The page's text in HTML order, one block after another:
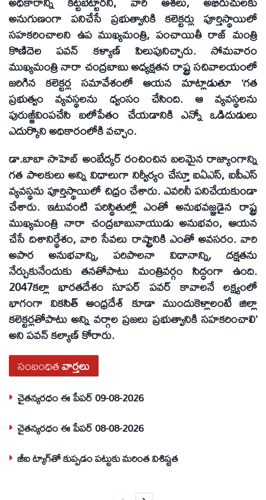
అనుగుణంగా పనిచేసే ప్రభుత్వానికి కలెక్టర్లు పూర్తిస్థాయిలో
సహకరించాలని ఉప ముఖ్యమంత్రి, పంచాయితీ రాజ్‌ మంత్రి
కొణిదెల పవన్‌ కళ్యాణ్‌ పిలుపునిచ్చారు. సోమవారం
ముఖ్యమంత్రి నారా చంద్రబాబు అధ్యక్షతన రాష్ట్ర సచివాలయంలో
జరిగిన కలెక్టర్ల సమావేశంలో ఆయన మాట్లాడుతూ ‘గత
ప్రభుత్వం వ్యవస్థలను ధ్వంసం చేసింది. ఆ వ్యవస్థలను
పురుజ్జీవింపచేసి బలోపేతం చేయడానికి ఎన్నో ఒడిదుడులు
ఎదుర్కొని అధికారంలోకి వచ్చాం.
డా.బాబా సాహెబ్‌ అంబేద్కర్‌ రంచించిన బలమైన రాజ్యాంగాన్ని
గత పాలకులు అన్ని విధాలుగా నిర్వీర్యం చేస్తూ ఐఏఎస్‌, ఐపీఎస్‌
వ్యవస్థను పూర్తిస్థాయిలో చిధ్రం చేశారు. ఎవరినీ పనిచేయకుండా
చేశారు. ఇటువంటి పరిస్థితుల్లో ఎంతో అనుభవజ్ఞడైన రాష్ట్ర
ముఖ్యమంత్రి నారా చంద్రబాబునాయుడు అనుభవం, ఆయన
చేసే దిశానిర్థేశం, వారి సేవలు రాష్ట్రానికి ఎంతో అవసరం. వారి
అపార అనుభవాన్ని, పరిపాలనా విధానాన్ని, దక్షతను
నేర్చుకునేందుకు తనతోపాటు మంత్రివర్గం సిద్ధంగా ఉంది.
2047కల్లా భారతదేశం సూపర్‌ పవర్‌ కావాలనే లక్ష్యంలో
భాగంగా వికసిత్‌ ఆంధ్రదేశ్‌ కూడా ముందుకెళ్లాలంటే జిల్లా
కలెక్టర్లతోపాటు అన్ని వర్గాల ప్రజలు ప్రభుత్వానికి సహకరించాలి’
అని పవన్‌ కల్యాణ్‌ కోరారు.
సంబంధితవార్తలు
చైతన్యరధం ఈ పేపర్ 09-08-2026
చైతన్యరధం ఈ పేపర్ 08-08-2026
జీఐ ట్యాగ్‌తో కుప్పడం పట్టుకు మరింత విశిష్టత